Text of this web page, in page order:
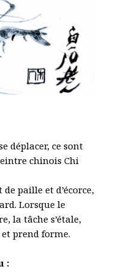
déplacer, ce sont
chinois Chi
paille et d’écorce,
Lorsque le
la tâche s’étale,
prend forme.
: